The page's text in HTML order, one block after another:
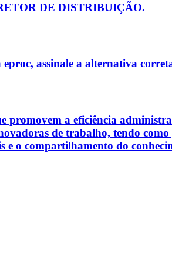
DE DISTRIBUIÇÃO.
eproc, assinale a alternativa
a eficiência
de trabalho, tendo
o compartilhamento do